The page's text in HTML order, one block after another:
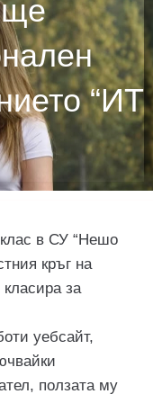
ще
“ИТ
в СУ “Нешо
кръг на
за
уебсайт,
ползата му